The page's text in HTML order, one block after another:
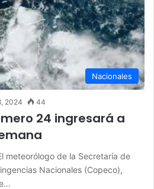
Nacionales
2024 44
24 ingresará a
meteorólogo de la Secretaría de
Nacionales (Copeco),